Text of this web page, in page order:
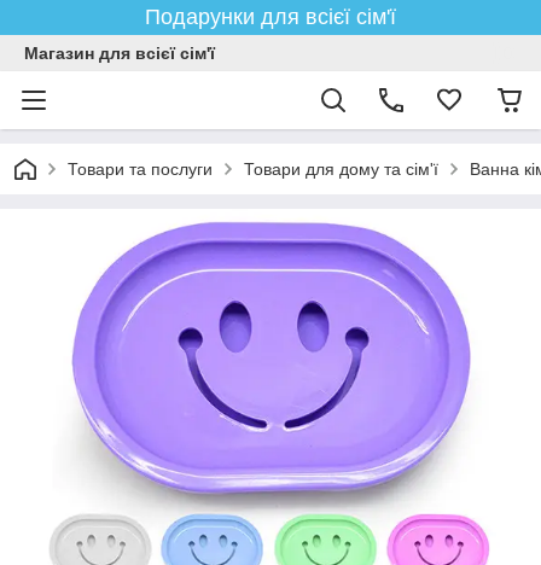
Подарунки для всієї сім'ї
Магазин для всієї сім'ї
Товари та послуги Товари для дому та сім'ї Ванна